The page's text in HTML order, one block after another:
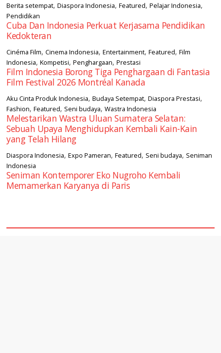
Berita setempat,Diaspora Indonesia,Featured,Pelajar Indonesia,
Pendidikan
Cuba Dan Indonesia Perkuat Kerjasama Pendidikan
Kedokteran
Cinéma Film,Cinema Indonesia,Entertainment,Featured,Film
Indonesia,Kompetisi,Penghargaan,Prestasi
Film Indonesia Borong Tiga Penghargaan di Fantasia
Film Festival 2026 Montréal Kanada
Aku Cinta Produk Indonesia,Budaya Setempat,Diaspora Prestasi,
Fashion,Featured, Seni budaya,Wastra Indonesia
Melestarikan Wastra Uluan Sumatera Selatan:
Sebuah Upaya Menghidupkan Kembali Kain-Kain
yang Telah Hilang
Diaspora Indonesia,Expo Pameran,Featured, Seni budaya, Seniman
Indonesia
Seniman Kontemporer Eko Nugroho Kembali
Memamerkan Karyanya di Paris